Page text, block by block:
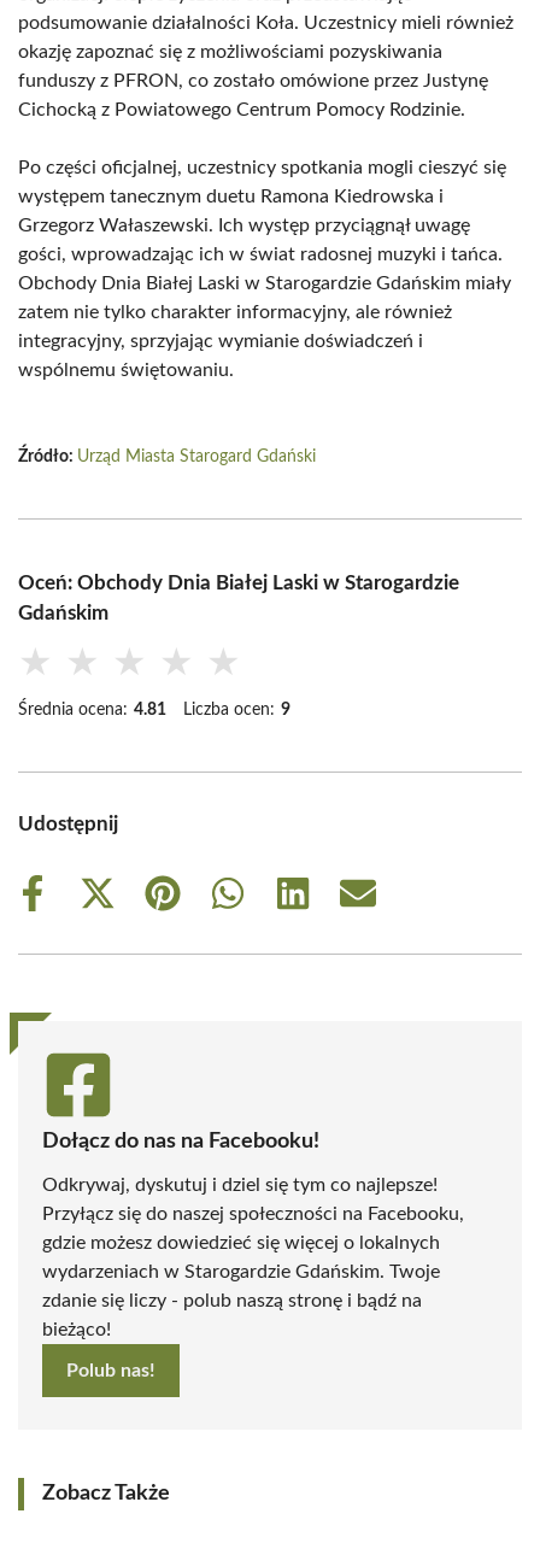
podsumowanie działalności Koła. Uczestnicy mieli również
okazję zapoznać się z możliwościami pozyskiwania
funduszy z PFRON, co zostało omówione przez Justynę
Cichocką z Powiatowego Centrum Pomocy Rodzinie.
Po części oficjalnej, uczestnicy spotkania mogli cieszyć się
występem tanecznym duetu Ramona Kiedrowska i
Grzegorz Wałaszewski. Ich występ przyciągnął uwagę
gości, wprowadzając ich w świat radosnej muzyki i tańca.
Obchody Dnia Białej Laski w Starogardzie Gdańskim miały
zatem nie tylko charakter informacyjny, ale również
integracyjny, sprzyjając wymianie doświadczeń i
wspólnemu świętowaniu.
Źródło: Urząd Miasta Starogard Gdański
Oceń: Obchody Dnia Białej Laski w Starogardzie
Gdańskim
★ ★ ★ ★ ★
Średnia ocena: 4.81 Liczba ocen: 9
Udostępnij
Share
Share
(Twitter)
Share
Share
Share
Share
Dołącz do nas na Facebooku!
Odkrywaj, dyskutuj i dziel się tym co najlepsze!
Przyłącz się do naszej społeczności na Facebooku,
gdzie możesz dowiedzieć się więcej o lokalnych
wydarzeniach w Starogardzie Gdańskim. Twoje
zdanie się liczy - polub naszą stronę i bądź na
bieżąco!
Polub nas!
Zobacz Także